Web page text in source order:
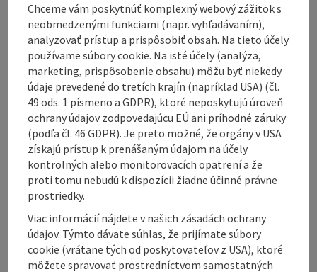
The SG Apartment located in Freistadt is 41 km from
the Design Center Linz and 41 km from the Casino
Linz. It offers free Wi-Fi as well as a kitchen. Krumau
Castle is 48 km from the SG Apartment, while the
Lipno Reservoir is 35 km away. The nearest airport is
Linz Airport, 53 km from the SG Apartment.
Contact
General information
Chceme vám poskytnúť komplexný webový zážitok s
neobmedzenými funkciami (napr. vyhľadávaním),
analyzovať prístup a prispôsobiť obsah. Na tieto účely
používame súbory cookie. Na isté účely (analýza,
marketing, prispôsobenie obsahu) môžu byť niekedy
údaje prevedené do tretích krajín (napríklad USA) (čl.
49 ods. 1 písmeno a GDPR), ktoré neposkytujú úroveň
ochrany údajov zodpovedajúcu EÚ ani príhodné záruky
(podľa čl. 46 GDPR). Je preto možné, že orgány v USA
získajú prístup k prenášaným údajom na účely
kontrolných alebo monitorovacích opatrení a že
proti tomu nebudú k dispozícii žiadne účinné právne
prostriedky.
Viac informácií nájdete v našich zásadách ochrany
údajov. Týmto dávate súhlas, že prijímate súbory
cookie (vrátane tých od poskytovateľov z USA), ktoré
môžete spravovať prostredníctvom samostatných